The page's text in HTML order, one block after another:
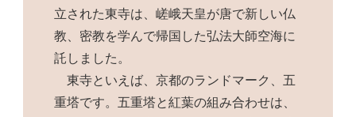
立された東寺は、嵯峨天皇が唐で新しい仏
教、密教を学んで帰国した弘法大師空海に
託しました。
東寺といえば、京都のランドマーク、五
重塔です。五重塔と紅葉の組み合わせは、